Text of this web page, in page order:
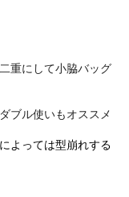
重にして小脇バッグ
ブル使いもオススメ
よっては型崩れする